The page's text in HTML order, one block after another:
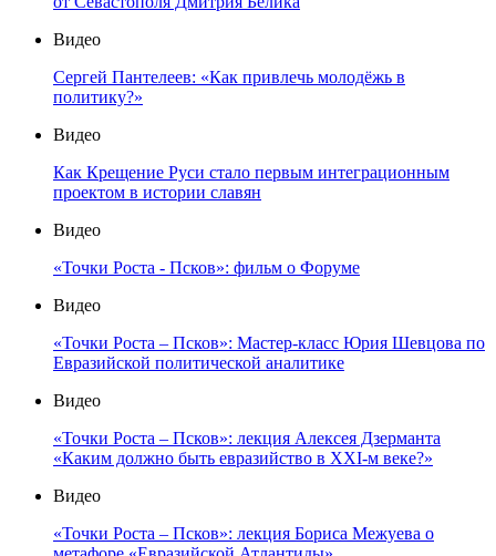
Видео
Сергей Пантелеев: «Как привлечь молодёжь в
политику?»
Видео
Как Крещение Руси стало первым интеграционным
проектом в истории славян
Видео
«Точки Роста - Псков»: фильм о Форуме
Видео
«Точки Роста – Псков»: Мастер-класс Юрия Шевцова по
Евразийской политической аналитике
Видео
«Точки Роста – Псков»: лекция Алексея Дзерманта
«Каким должно быть евразийство в XXI-м веке?»
Видео
«Точки Роста – Псков»: лекция Бориса Межуева о